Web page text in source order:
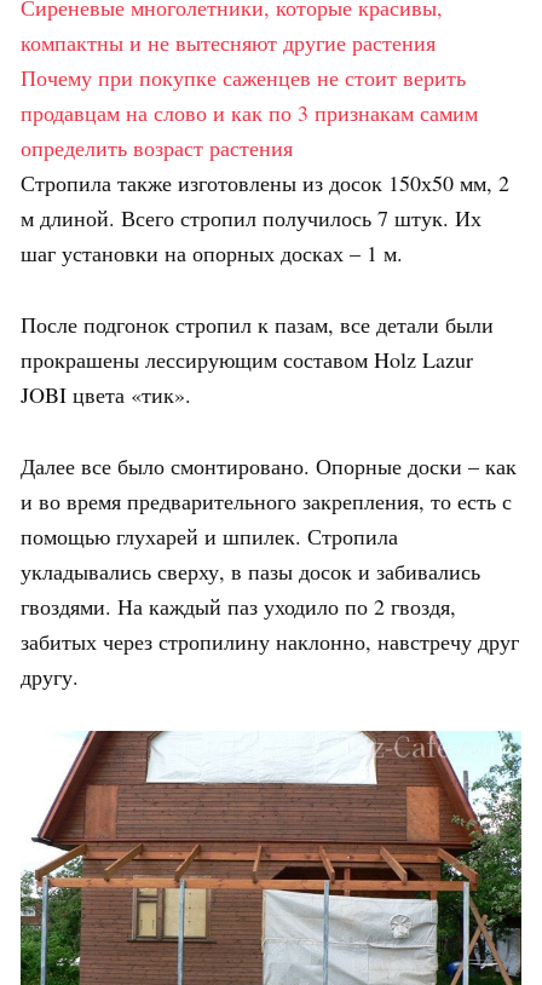
Сиреневые многолетники, которые красивы,
компактны и не вытесняют другие растения
Почему при покупке саженцев не стоит верить
продавцам на слово и как по 3 признакам самим
определить возраст растения
Стропила также изготовлены из досок 150х50 мм, 2
м длиной. Всего стропил получилось 7 штук. Их
шаг установки на опорных досках – 1 м.
После подгонок стропил к пазам, все детали были
прокрашены лессирующим составом Holz Lazur
JOBI цвета «тик».
Далее все было смонтировано. Опорные доски – как
и во время предварительного закрепления, то есть с
помощью глухарей и шпилек. Стропила
укладывались сверху, в пазы досок и забивались
гвоздями. На каждый паз уходило по 2 гвоздя,
забитых через стропилину наклонно, навстречу друг
другу.